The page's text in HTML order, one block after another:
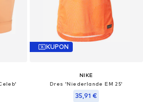
KUPON
NIKE
Dres 'Niederlande EM 25'
35,91 €